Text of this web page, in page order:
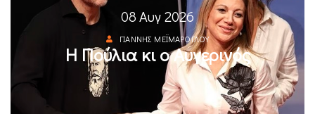
08 Αυγ 2026
ΓΙΆΝΝΗΣ ΜΕΪΜΆΡΟΓΛΟΥ
Η Πούλια κι ο Αυγερινός